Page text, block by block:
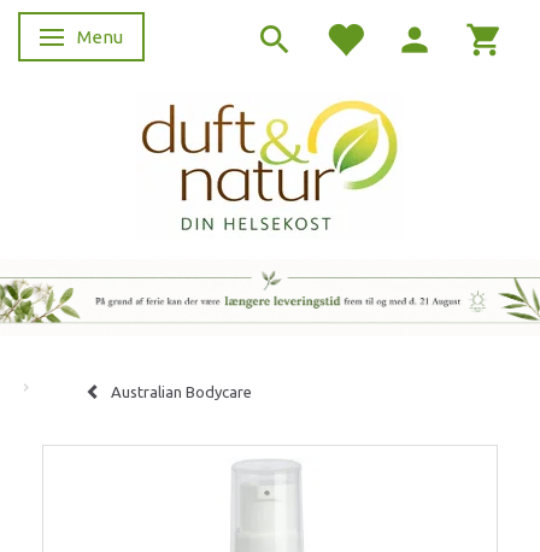
Skifte navigation
Menu
Australian Bodycare